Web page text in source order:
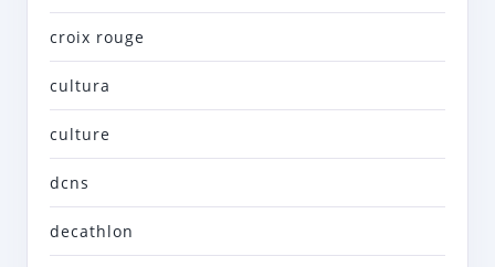
croix rouge
cultura
culture
dcns
decathlon